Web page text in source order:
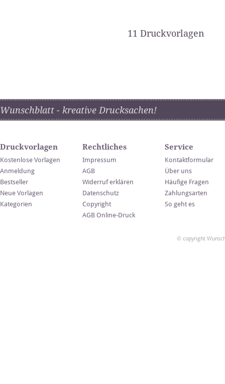
11 Druckvorlagen
Wunschblatt - kreative Drucksachen!
Druckvorlagen
Kostenlose Vorlagen
Anmeldung
Bestseller
Neue Vorlagen
Kategorien
Rechtliches
Impressum
AGB
Widerruf erklären
Datenschutz
Copyright
AGB Online-Druck
Service
Kontaktformular
Über uns
Häufige Fragen
Zahlungsarten
So geht es
© copyright